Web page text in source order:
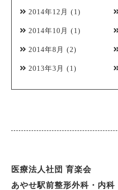
2014年12月 (1)
2014年10月 (1)
2014年8月 (2)
2013年3月 (1)
医療法人社団 育楽会
あやせ駅前整形外科・内科